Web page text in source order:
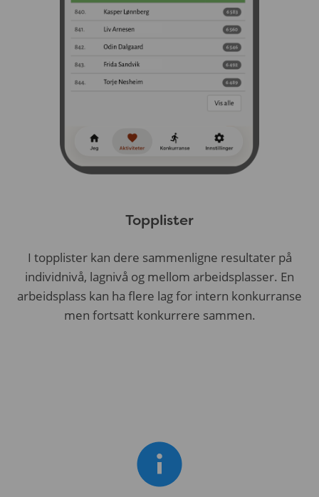
Topplister
I topplister kan dere sammenligne resultater på
individnivå, lagnivå og mellom arbeidsplasser. En
arbeidsplass kan ha flere lag for intern konkurranse
men fortsatt konkurrere sammen.